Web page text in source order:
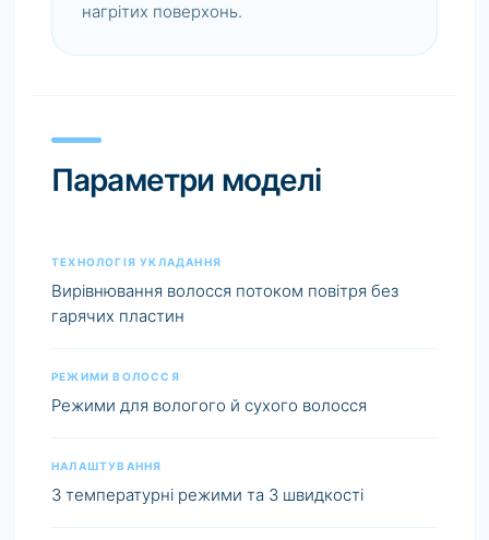
нагрітих поверхонь.
Параметри моделі
ТЕХНОЛОГІЯ УКЛАДАННЯ
Вирівнювання волосся потоком повітря без
гарячих пластин
РЕЖИМИ ВОЛОССЯ
Режими для вологого й сухого волосся
НАЛАШТУВАННЯ
3 температурні режими та 3 швидкості